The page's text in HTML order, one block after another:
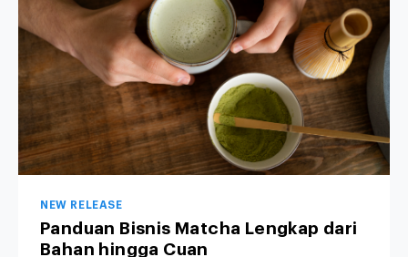
NEW RELEASE
Panduan Bisnis Matcha Lengkap dari
Bahan hingga Cuan